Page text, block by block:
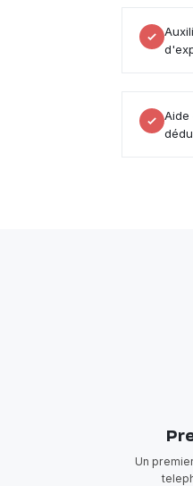
Aide
Un